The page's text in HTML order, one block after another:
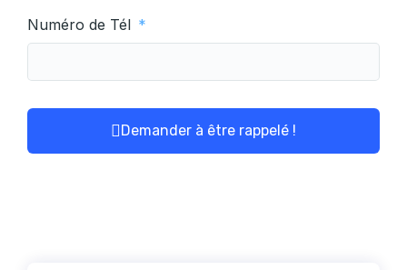
Numéro de Tél
Demander à être rappelé !